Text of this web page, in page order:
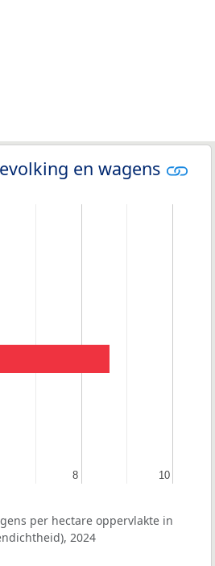
en wagens
8
8 10
10
per hectare oppervlakte in
2024